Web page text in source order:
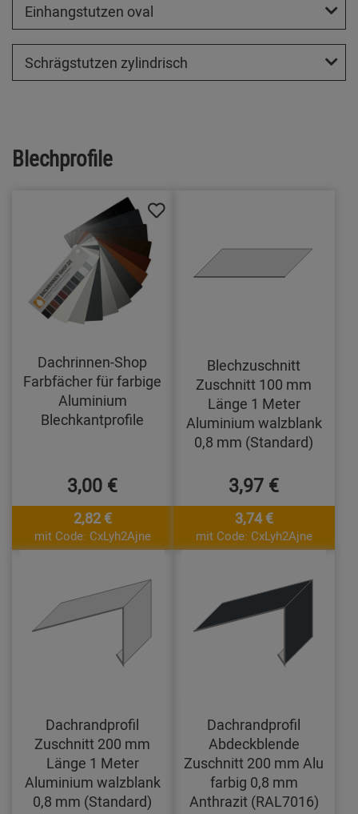
Einhangstutzen oval
Schrägstutzen zylindrisch
Blechprofile
Dachrinnen-Shop
Farbfächer für farbige
Aluminium
Blechkantprofile
3,00 €
2,82 €
mit Code: CxLyh2Ajne
Blechzuschnitt
Zuschnitt 100 mm
Länge 1 Meter
Aluminium walzblank
0,8 mm (Standard)
3,97 €
3,74 €
mit Code: CxLyh2Ajne
Dachrandprofil
Zuschnitt 200 mm
Länge 1 Meter
Aluminium walzblank
0,8 mm (Standard)
Dachrandprofil
Abdeckblende
Zuschnitt 200 mm Alu
farbig 0,8 mm
Anthrazit (RAL7016)